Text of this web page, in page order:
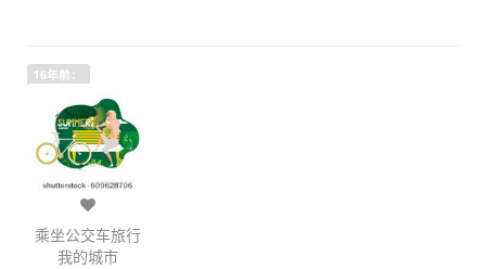
16年前：
乘坐公交车旅行
我的城市